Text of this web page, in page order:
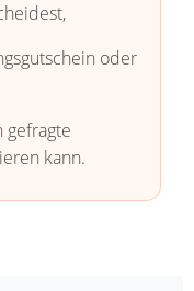
oder
gefragte
kann.